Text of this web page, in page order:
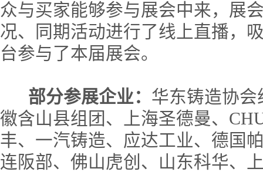
众与买家能够参与展会中来，展
况、同期活动进行了线上直播，
台参与了本届展会。
部分参展企业： 华东铸造协
徽含山县组团、上海圣德曼、
丰、一汽铸造、应达工业、德国
连阪部、佛山虎创、山东科华、